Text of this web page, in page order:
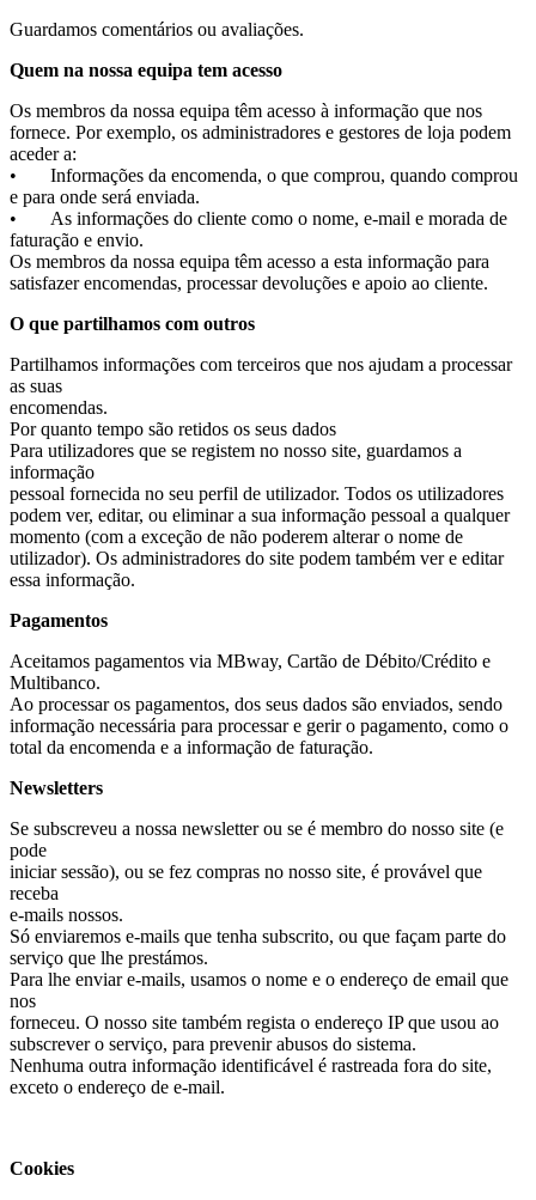
Guardamos comentários ou avaliações.
Quem na nossa equipa tem acesso
Os membros da nossa equipa têm acesso à informação que nos
fornece. Por exemplo, os administradores e gestores de loja podem
aceder a:
• Informações da encomenda, o que comprou, quando comprou
e para onde será enviada.
• As informações do cliente como o nome, e-mail e morada de
faturação e envio.
Os membros da nossa equipa têm acesso a esta informação para
satisfazer encomendas, processar devoluções e apoio ao cliente.
O que partilhamos com outros
Partilhamos informações com terceiros que nos ajudam a processar
as suas
encomendas.
Por quanto tempo são retidos os seus dados
Para utilizadores que se registem no nosso site, guardamos a
informação
pessoal fornecida no seu perfil de utilizador. Todos os utilizadores
podem ver, editar, ou eliminar a sua informação pessoal a qualquer
momento (com a exceção de não poderem alterar o nome de
utilizador). Os administradores do site podem também ver e editar
essa informação.
Pagamentos
Aceitamos pagamentos via MBway, Cartão de Débito/Crédito e
Multibanco.
Ao processar os pagamentos, dos seus dados são enviados, sendo
informação necessária para processar e gerir o pagamento, como o
total da encomenda e a informação de faturação.
Newsletters
Se subscreveu a nossa newsletter ou se é membro do nosso site (e
pode
iniciar sessão), ou se fez compras no nosso site, é provável que
receba
e-mails nossos.
Só enviaremos e-mails que tenha subscrito, ou que façam parte do
serviço que lhe prestámos.
Para lhe enviar e-mails, usamos o nome e o endereço de email que
nos
forneceu. O nosso site também regista o endereço IP que usou ao
subscrever o serviço, para prevenir abusos do sistema.
Nenhuma outra informação identificável é rastreada fora do site,
exceto o endereço de e-mail.
Cookies